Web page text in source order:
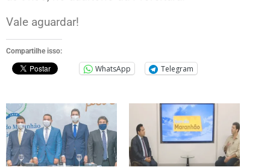
Vale aguardar!
Compartilhe isso:
WhatsApp Telegram